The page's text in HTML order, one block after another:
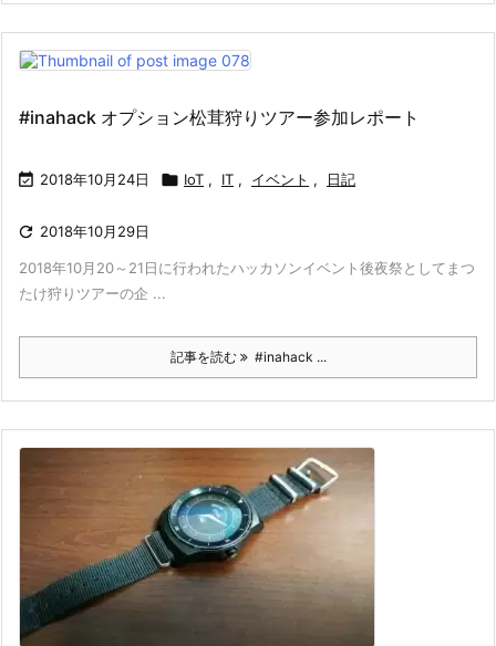
#inahack オプション松茸狩りツアー参加レポート
 2018年10月24日  IoT , IT , イベント , 日記
 2018年10月29日
2018年10月20～21日に行われたハッカソンイベント後夜祭としてまつ
たけ狩りツアーの企 ...
記事を読む #inahack ...